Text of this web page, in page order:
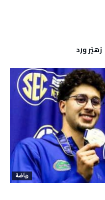
رياضة